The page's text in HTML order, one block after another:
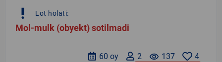
priority_high Lot holati:
Mol-mulk (obyekt) sotilmadi
4
remove_red_eye 137
2
60 oy